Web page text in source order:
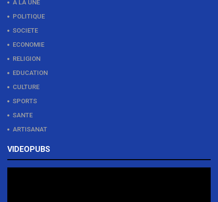
A LA UNE
POLITIQUE
SOCIETE
ECONOMIE
RELIGION
EDUCATION
CULTURE
SPORTS
SANTE
ARTISANAT
VIDEOPUBS